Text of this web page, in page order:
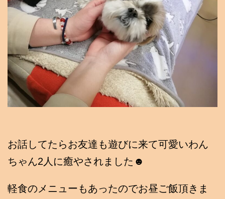
お話してたらお友達も遊びに来て可愛いわん
ちゃん2人に癒やされました☻
軽食のメニューもあったのでお昼ご飯頂きま